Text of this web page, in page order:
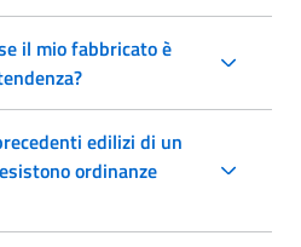
il mio fabbricato è
edilizi di un
ordinanze